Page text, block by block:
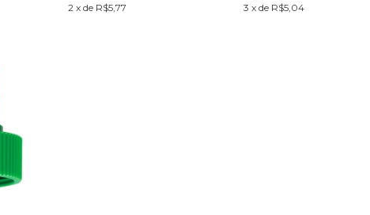
2 x de R$5,77 3 xde R$5,04